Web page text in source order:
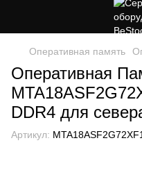
Оперативная память
Оперативная
DDR4 для
Артикул: